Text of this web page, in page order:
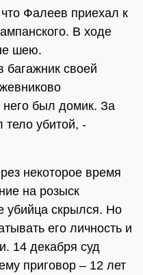
Фалеев приехал к
В ходе
шею.
своей
него был домик. За
убитой, -
некоторое время
на розыск
убийца скрылся. Но
его личность и
14 декабря суд
приговор – 12 лет